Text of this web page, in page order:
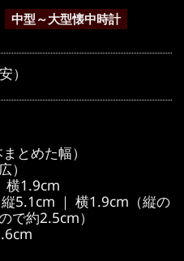
中型～大型懐中時計
）
とめた幅）
）
横1.9cm
5.1cm ｜ 横1.9cm（縦の
で約2.5cm）